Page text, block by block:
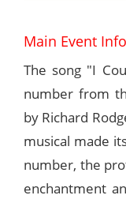
Main Event
The song "I
number from
by Richard
musical made
number, the
enchantment